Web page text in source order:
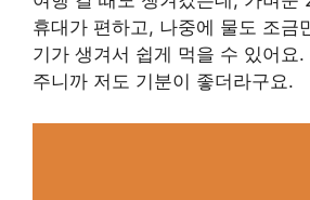
휴대가 편하고, 나중에 물도 조금
기가 생겨서 쉽게 먹을 수 있어요.
주니까 저도 기분이 좋더라구요.